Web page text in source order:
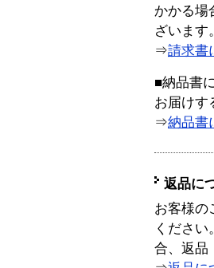
かかる場
ざいます。
⇒請求書
■納品書
お届けす
⇒納品書
返品に
お客様の
くださ
合、返品